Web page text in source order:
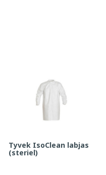
Tyvek IsoClean labjas
(steriel)